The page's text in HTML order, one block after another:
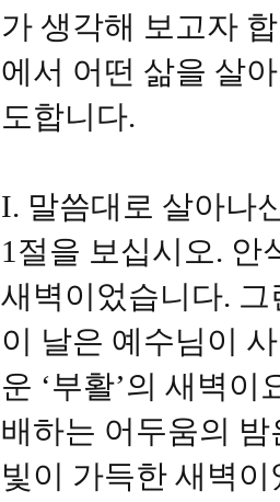
가 생각해 보고자
에서 어떤 삶을 살
도합니다.
I. 말씀대로 살아나
1절을 보십시오. 안
새벽이었습니다.
이 날은 예수님이
운 ‘부활’의 새벽이
배하는 어두움의
빛이 가득한 새벽